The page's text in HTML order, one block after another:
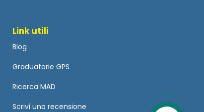
Link utili
Blog
Graduatorie GPS
Ricerca MAD
Scrivi una recensione